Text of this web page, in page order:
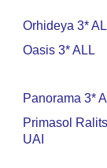
Orhideya 3*
Oasis 3* ALL
Panorama 3*
Primasol
UAI